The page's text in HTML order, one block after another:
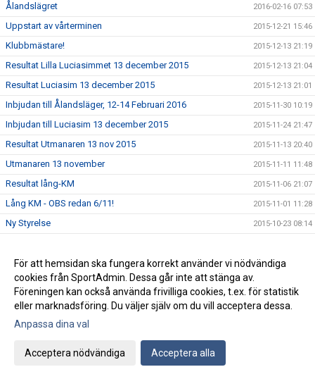
Ålandslägret 2016-02-16 07:53
Uppstart av vårterminen 2015-12-21 15:46
Klubbmästare! 2015-12-13 21:19
Resultat Lilla Luciasimmet 13 december 2015 2015-12-13 21:04
Resultat Luciasim 13 december 2015 2015-12-13 21:01
Inbjudan till Ålandsläger, 12-14 Februari 2016 2015-11-30 10:19
Inbjudan till Luciasim 13 december 2015 2015-11-24 21:47
Resultat Utmanaren 13 nov 2015 2015-11-13 20:40
Utmanaren 13 november 2015-11-11 11:48
Resultat lång-KM 2015-11-06 21:07
Lång KM - OBS redan 6/11! 2015-11-01 11:28
Ny Styrelse 2015-10-23 08:14
Resultat Gurrasimmet 2015-05-25 14:19
Klädförsäljning (uppdaterad) 2015-04-08 14:44
Gå till Webbversion
För att hemsidan ska fungera korrekt använder vi nödvändiga
cookies från SportAdmin. Dessa går inte att stänga av.
Föreningen kan också använda frivilliga cookies, t.ex. för statistik
eller marknadsföring. Du väljer själv om du vill acceptera dessa.
Anpassa dina val
Acceptera nödvändiga Acceptera alla